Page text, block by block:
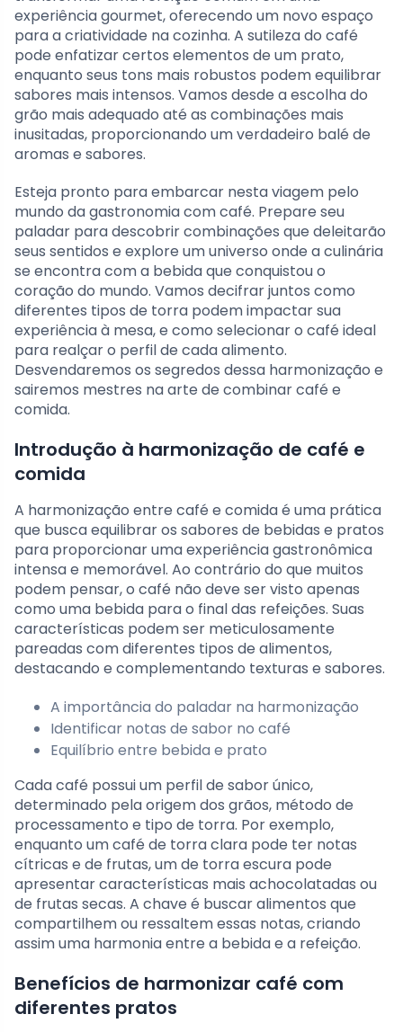
experiência gourmet, oferecendo um novo espaço
para a criatividade na cozinha. A sutileza do café
pode enfatizar certos elementos de um prato,
enquanto seus tons mais robustos podem equilibrar
sabores mais intensos. Vamos desde a escolha do
grão mais adequado até as combinações mais
inusitadas, proporcionando um verdadeiro balé de
aromas e sabores.
Esteja pronto para embarcar nesta viagem pelo
mundo da gastronomia com café. Prepare seu
paladar para descobrir combinações que deleitarão
seus sentidos e explore um universo onde a culinária
se encontra com a bebida que conquistou o
coração do mundo. Vamos decifrar juntos como
diferentes tipos de torra podem impactar sua
experiência à mesa, e como selecionar o café ideal
para realçar o perfil de cada alimento.
Desvendaremos os segredos dessa harmonização e
sairemos mestres na arte de combinar café e
comida.
Introdução à harmonização de café e
comida
A harmonização entre café e comida é uma prática
que busca equilibrar os sabores de bebidas e pratos
para proporcionar uma experiência gastronômica
intensa e memorável. Ao contrário do que muitos
podem pensar, o café não deve ser visto apenas
como uma bebida para o final das refeições. Suas
características podem ser meticulosamente
pareadas com diferentes tipos de alimentos,
destacando e complementando texturas e sabores.
A importância do paladar na harmonização
Identificar notas de sabor no café
Equilíbrio entre bebida e prato
Cada café possui um perfil de sabor único,
determinado pela origem dos grãos, método de
processamento e tipo de torra. Por exemplo,
enquanto um café de torra clara pode ter notas
cítricas e de frutas, um de torra escura pode
apresentar características mais achocolatadas ou
de frutas secas. A chave é buscar alimentos que
compartilhem ou ressaltem essas notas, criando
assim uma harmonia entre a bebida e a refeição.
Benefícios de harmonizar café com
diferentes pratos